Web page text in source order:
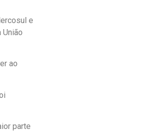
e
ao
parte